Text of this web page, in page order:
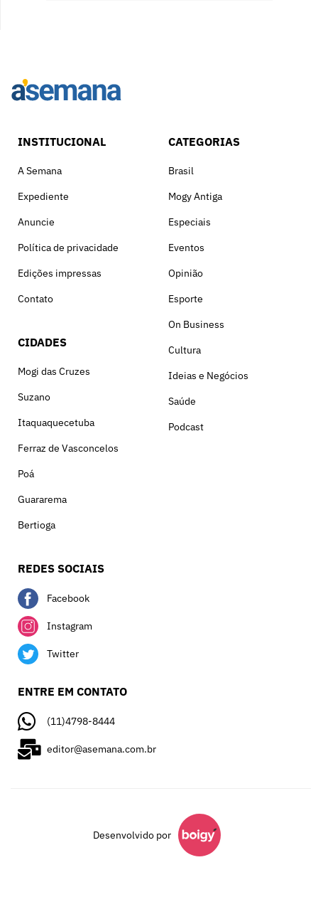
INSTITUCIONAL
A Semana
Expediente
Anuncie
Política de privacidade
Edições impressas
Contato
CIDADES
Mogi das Cruzes
Suzano
Itaquaquecetuba
Ferraz de Vasconcelos
Poá
Guararema
Bertioga
CATEGORIAS
Brasil
Mogy Antiga
Especiais
Eventos
Opinião
Esporte
On Business
Cultura
Ideias e Negócios
Saúde
Podcast
REDES SOCIAIS
Facebook
Instagram
Twitter
ENTRE EM CONTATO
(11)4798-8444
editor@asemana.com.br
Desenvolvido por